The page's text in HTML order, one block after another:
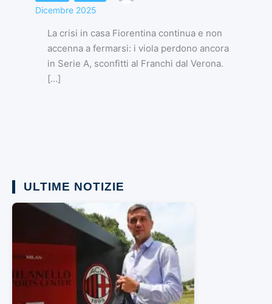
Dicembre 2025
La crisi in casa Fiorentina continua e non
accenna a fermarsi: i viola perdono ancora
in Serie A, sconfitti al Franchi dal Verona.
[…]
ULTIME NOTIZIE